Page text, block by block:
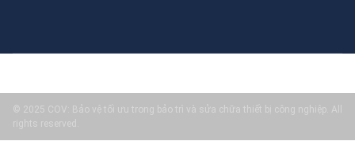
© 2025 COV: Bảo vệ tối ưu trong bảo trì và sửa chữa thiết bị công nghiệp. All
rights reserved.